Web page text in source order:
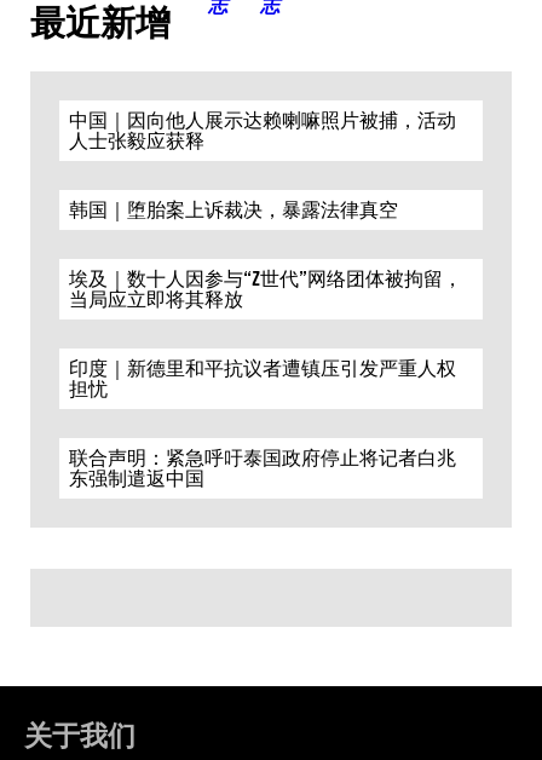
最近新增
中国｜因向他人展示达赖喇嘛照片被捕，活动
人士张毅应获释
韩国｜堕胎案上诉裁决，暴露法律真空
埃及｜数十人因参与“Z世代”网络团体被拘留，
当局应立即将其释放
印度｜新德里和平抗议者遭镇压引发严重人权
担忧
联合声明：紧急呼吁泰国政府停止将记者白兆
东强制遣返中国
关于我们